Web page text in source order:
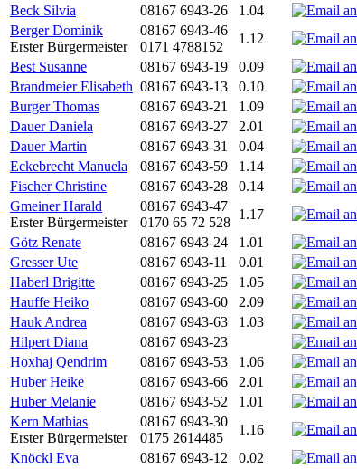
Beck Silvia
08167 6943-26 1.04
Berger Dominik
Erster Bürgermeister
08167 6943-46
0171 4788152
1.12
Best Susanne
08167 6943-19 0.09
Brandmeier Elisabeth 08167 6943-13 0.10
Burger Thomas
08167 6943-21 1.09
Dauer Daniela
08167 6943-27 2.01
Dauer Martin
08167 6943-31 0.04
Eckebrecht Manuela
08167 6943-59 1.14
Fischer Christine
08167 6943-28 0.14
Gmeiner Harald
Erster Bürgermeister
08167 6943-47
0170 65 72 528
1.17
Götz Renate
08167 6943-24 1.01
Gresser Ute
08167 6943-11 0.01
Haberl Brigitte
08167 6943-25 1.05
Hauffe Heiko
08167 6943-60 2.09
Hauk Andrea
08167 6943-63 1.03
Hilpert Diana
08167 6943-23
Hoxhaj Qendrim
08167 6943-53 1.06
Huber Heike
08167 6943-66 2.01
Huber Melanie
08167 6943-52 1.01
Kern Mathias
Erster Bürgermeister
08167 6943-30
0175 2614485
1.16
Knöckl Eva
08167 6943-12 0.02